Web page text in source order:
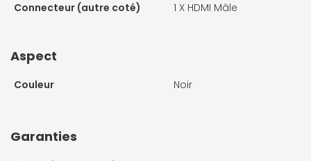
Connecteur (autre coté)
1 X HDMI Mâle
Aspect
Couleur Noir
Garanties